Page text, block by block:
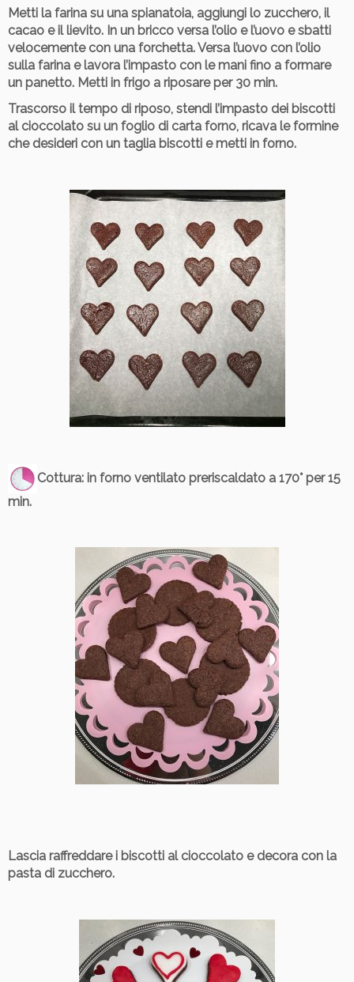
Metti la farina su una spianatoia, aggiungi lo zucchero, il
cacao e il lievito. In un bricco versa l’olio e l’uovo e sbatti
velocemente con una forchetta. Versa l’uovo con l’olio
sulla farina e lavora l’impasto con le mani fino a formare
un panetto. Metti in frigo a riposare per 30 min.
Trascorso il tempo di riposo, stendi l’impasto dei biscotti
al cioccolato su un foglio di carta forno, ricava le formine
che desideri con un taglia biscotti e metti in forno.
Cottura: in forno ventilato preriscaldato a 170° per 15
min.
Lascia raffreddare i biscotti al cioccolato e decora con la
pasta di zucchero.